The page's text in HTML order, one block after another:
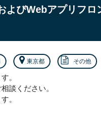
よびWebアプリフロ
東京都 その他
。
談ください。
。